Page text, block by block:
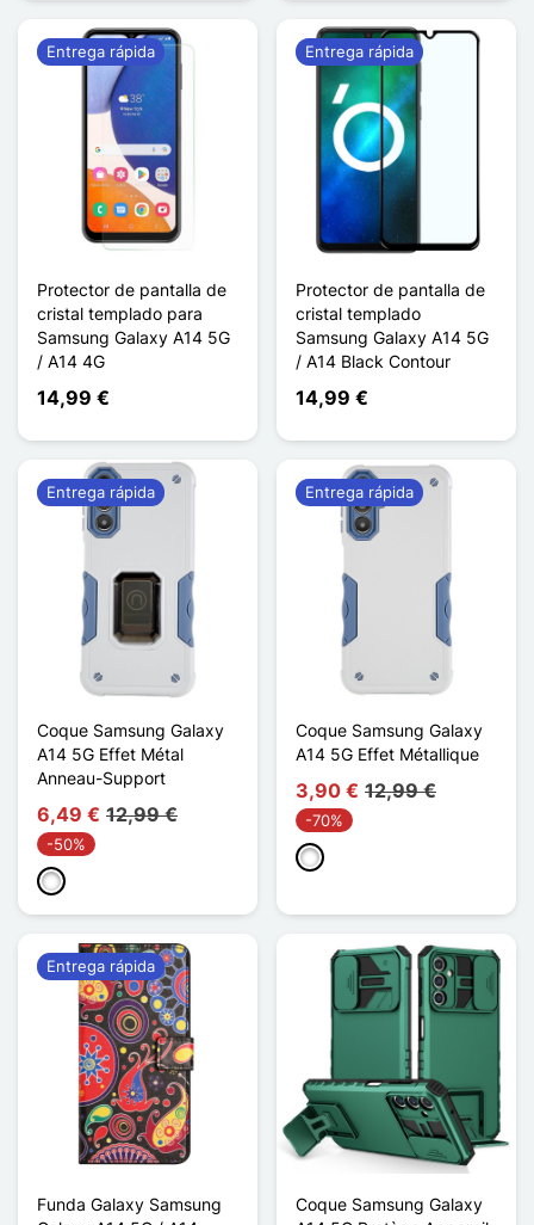
Protector de pantalla de
cristal templado para
Samsung Galaxy A14 5G
/ A14 4G
14,99 €
Entrega rápida
Protector de pantalla de
cristal templado
Samsung Galaxy A14 5G
/ A14 Black Contour
14,99 €
Entrega rápida
Coque Samsung Galaxy
A14 5G Effet Métal
Anneau-Support
6,49 € 12,99 €
-50%
Blanco
Entrega rápida
Coque Samsung Galaxy
A14 5G Effet Métallique
3,90 € 12,99 €
-70%
Blanco
Entrega rápida
Funda Galaxy Samsung
Entrega rápida
Coque Samsung Galaxy